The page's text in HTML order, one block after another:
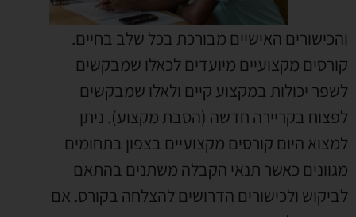
והכישורים האישיים מבורכת בכל שלב בחיים.
קורסים מקצועיים מיועדים לכאלו שמבקשים
לשפר יכולות במקצוע קיים ולאלו שמבקשים
לפצוח בקריירה חדשה (הסבת מקצוע). ניתן
למצוא היום קורסים מקצועיים בצפון בתחומים
מגוונים כאשר תנאי הקבלה משתנים בהתאם
לביקוש ולכישורים הדרושים להצלחה בקורס. אם